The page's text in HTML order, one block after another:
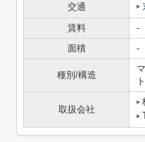
交通
賃料
-
面積
-
種別/構造
ト
取扱会社